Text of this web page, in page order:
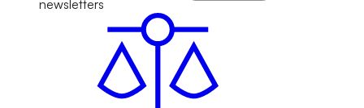
newsletters